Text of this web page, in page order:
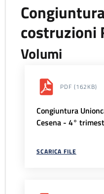
costruzioni
Volumi
PDF (162KB)
Congiuntura
Cesena - 4°
SCARICA FILE